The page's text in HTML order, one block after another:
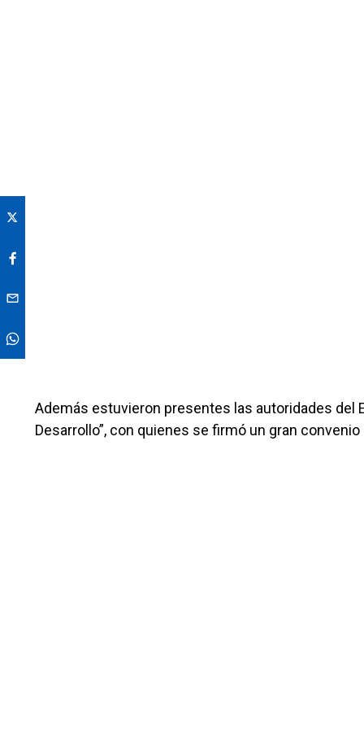
Además estuvieron presentes las autoridades del
Desarrollo”, con quienes se firmó un gran